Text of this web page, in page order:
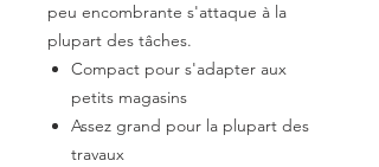
peu encombrante s'attaque à la
plupart des tâches.
Compact pour s'adapter aux
petits magasins
Assez grand pour la plupart des
travaux